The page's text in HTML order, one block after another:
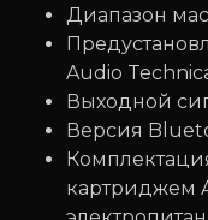
Диапазон
Audio
Выходной
Версия
картриджем